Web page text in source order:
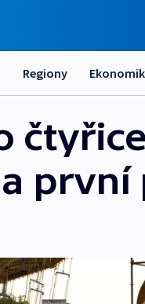
Regiony
první